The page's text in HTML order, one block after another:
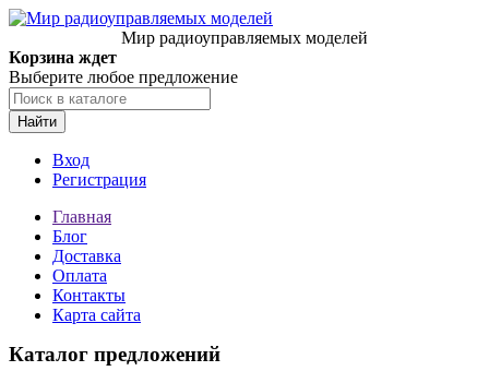
Мир радиоуправляемых моделей
Корзина ждет
Выберите любое предложение
Найти
Вход
Регистрация
Главная
Блог
Доставка
Оплата
Контакты
Карта сайта
Каталог предложений